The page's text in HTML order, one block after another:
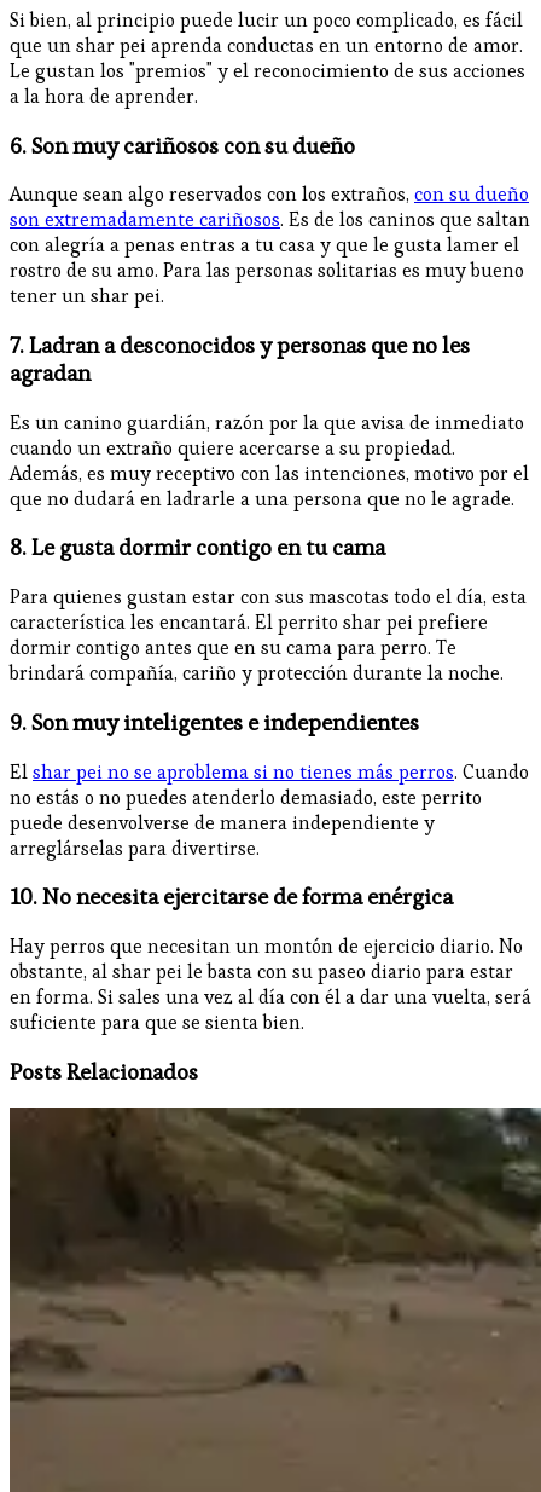
Si bien, al principio puede lucir un poco complicado, es fácil
que un shar pei aprenda conductas en un entorno de amor.
Le gustan los "premios" y el reconocimiento de sus acciones
a la hora de aprender.
6. Son muy cariñosos con su dueño
Aunque sean algo reservados con los extraños, con su dueño
son extremadamente cariñosos. Es de los caninos que saltan
con alegría a penas entras a tu casa y que le gusta lamer el
rostro de su amo. Para las personas solitarias es muy bueno
tener un shar pei.
7. Ladran a desconocidos y personas que no les
agradan
Es un canino guardián, razón por la que avisa de inmediato
cuando un extraño quiere acercarse a su propiedad.
Además, es muy receptivo con las intenciones, motivo por el
que no dudará en ladrarle a una persona que no le agrade.
8. Le gusta dormir contigo en tu cama
Para quienes gustan estar con sus mascotas todo el día, esta
característica les encantará. El perrito shar pei prefiere
dormir contigo antes que en su cama para perro. Te
brindará compañía, cariño y protección durante la noche.
9. Son muy inteligentes e independientes
Elshar pei no se aproblema si no tienes más perros. Cuando
no estás o no puedes atenderlo demasiado, este perrito
puede desenvolverse de manera independiente y
arreglárselas para divertirse.
10. No necesita ejercitarse de forma enérgica
Hay perros que necesitan un montón de ejercicio diario. No
obstante, al shar pei le basta con su paseo diario para estar
en forma. Si sales una vez al día con él a dar una vuelta, será
suficiente para que se sienta bien.
Posts Relacionados